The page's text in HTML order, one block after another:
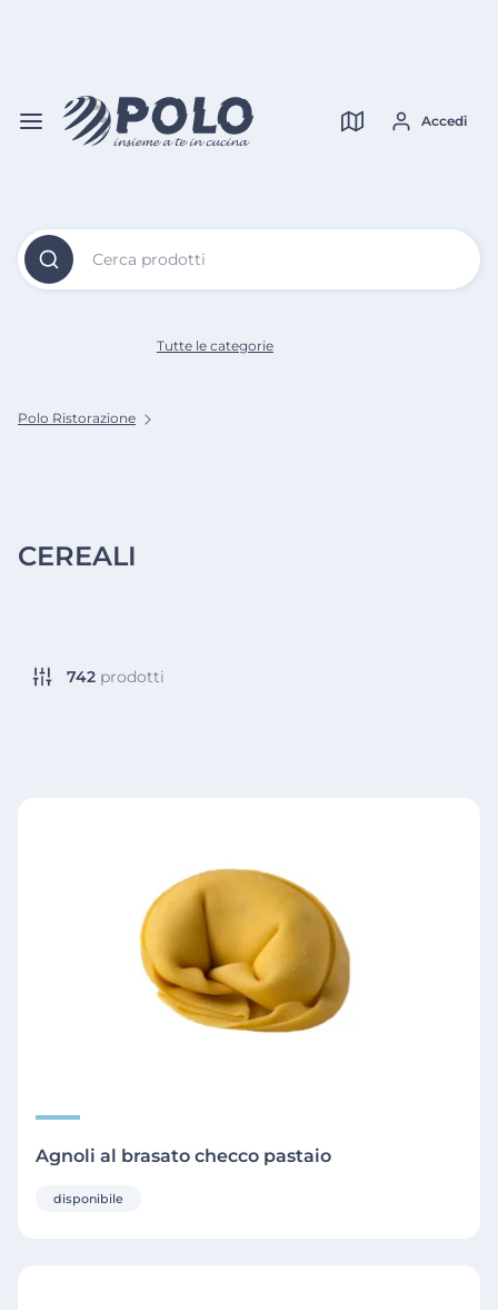
Cerca prodotti
Accedi
Polo Ristorazione
Tutte le categorie
CEREALI
742 prodotti
Agnoli al brasato checco pastaio
disponibile